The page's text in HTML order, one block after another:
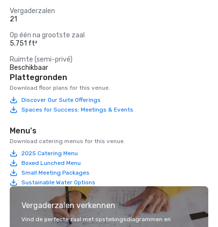
Vergaderzalen
21
Op één na grootste zaal
5.751 ft²
Ruimte (semi-privé)
Beschikbaar
Plattegronden
Download floor plans for this venue.
Discover Our Suite Offerings
Spaces for Success: Meetings & Events
Menu's
Download catering menus for this venue.
2025 Catering Menu
Boxed Lunched Menu
Small Meeting Packages
Sustainable Water Options
Vergaderzalen verkennen
Vind de perfecte zaal met opstellingsdiagrammen en